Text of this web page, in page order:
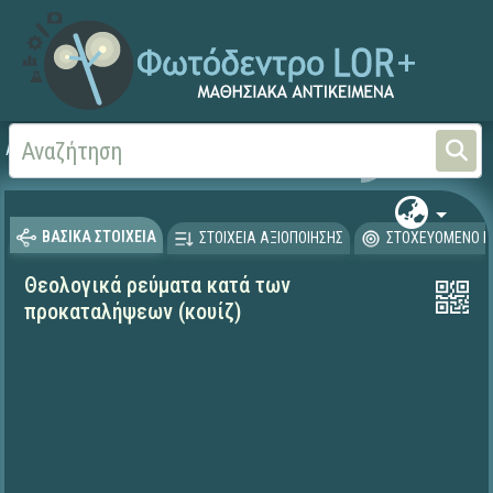
Αρχική
ΒΑΣΙΚΑ ΣΤΟΙΧΕΙΑ ΣΤΟΙΧΕΙΑ ΑΞΙΟΠΟΙΗΣΗΣ ΣΤΟΧΕΥΟΜΕΝΟ
Θεολογικά ρεύματα κατά των
προκαταλήψεων (κουίζ)